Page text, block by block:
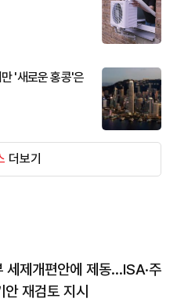
'새로운 홍콩'은
더보기
세제개편안에 제동…ISA·주
안 재검토 지시